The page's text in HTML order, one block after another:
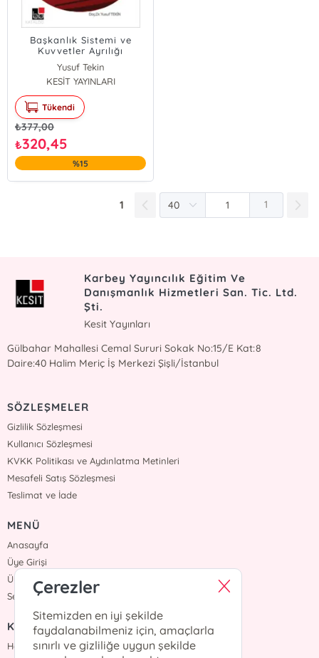
Başkanlık Sistemi ve
Kuvvetler Ayrılığı
Tartışmaları
Yusuf Tekin
KESİT YAYINLARI
Tükendi
₺377,00
₺320,45
%15
1 1
Karbey Yayıncılık Eğitim Ve
Danışmanlık Hizmetleri San. Tic. Ltd.
Şti.
Kesit Yayınları
Gülbahar Mahallesi Cemal Sururi Sokak No:15/E Kat:8
Daire:40 Halim Meriç İş Merkezi Şişli/İstanbul
SÖZLEŞMELER
Gizlilik Sözleşmesi
Kullanıcı Sözleşmesi
KVKK Politikası ve Aydınlatma Metinleri
Mesafeli Satış Sözleşmesi
Teslimat ve İade
MENÜ
Anasayfa
Üye Girişi
Üye Ol
Sepetim
KURUMSAL
Hakkımızda
Çerezler
Sitemizden en iyi şekilde
faydalanabilmeniz için, amaçlarla
sınırlı ve gizliliğe uygun şekilde